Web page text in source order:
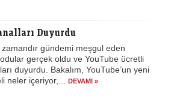
Duyurdu
zamandır gündemi meşgul eden
gerçek oldu ve YouTube ücretli
duyurdu. Bakalım, YouTube’un yeni
neler içeriyor,... DEVAMI »